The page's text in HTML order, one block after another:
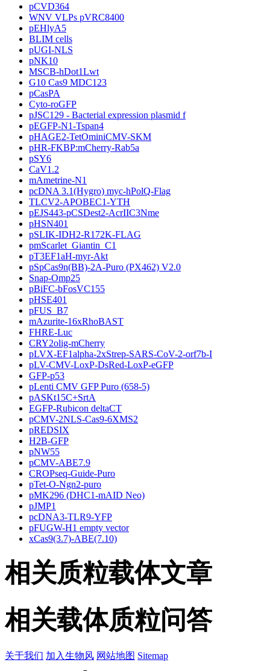
pCVD364
WNV VLPs pVRC8400
pEHlyA5
BLIM cells
pUGI-NLS
pNK10
MSCB-hDot1Lwt
G10 Cas9 MDC123
pCasPA
Cyto-roGFP
pJSC129 - Bacterial expression plasmid f
pEGFP-N1-Tspan4
pHAGE2-TetOminiCMV-SKM
pHR-FKBP:mCherry-Rab5a
pSY6
CaV1.2
mAmetrine-N1
pcDNA 3.1(Hygro) myc-hPolQ-Flag
TLCV2-APOBEC1-YTH
pEJS443-pCSDest2-AcrIIC3Nme
pHSN401
pSLIK-IDH2-R172K-FLAG
pmScarlet_Giantin_C1
pT3EF1aH-myr-Akt
pSpCas9n(BB)-2A-Puro (PX462) V2.0
Snap-Omp25
pBiFC-bFosVC155
pHSE401
pFUS_B7
mAzurite-16xRhoBAST
FHRE-Luc
CRY2olig-mCherry
pLVX-EF1alpha-2xStrep-SARS-CoV-2-orf7b-I
pLV-CMV-LoxP-DsRed-LoxP-eGFP
GFP-p53
pLenti CMV GFP Puro (658-5)
pASKt15C+SrtA
EGFP-Rubicon deltaCT
pCMV-2NLS-Cas9-6XMS2
pREDSIX
H2B-GFP
pNW55
pCMV-ABE7.9
CROPseq-Guide-Puro
pTet-O-Ngn2-puro
pMK296 (DHC1-mAID Neo)
pJMP1
pcDNA3-TLR9-YFP
pFUGW-H1 empty vector
xCas9(3.7)-ABE(7.10)
相关质粒载体文章
相关载体质粒问答
关于我们 加入生物风 网站地图 Sitemap